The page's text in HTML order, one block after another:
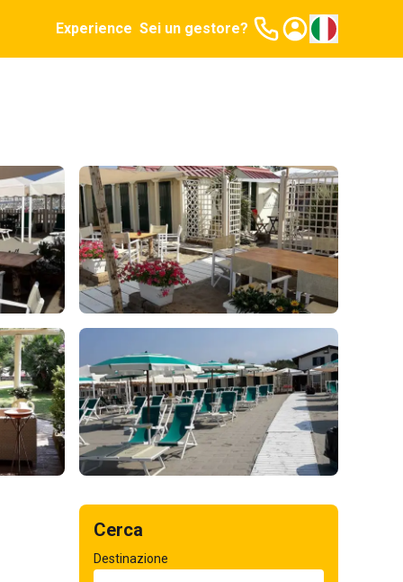
Experience Sei un gestore?
Cerca
Destinazione